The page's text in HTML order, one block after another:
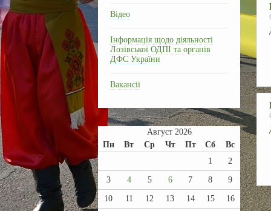
Відео
Інформація щодо діяльності
Лозівської ОДПІ та органів
ДФС України
Вакансії
Август 2026
Пн
Вт Ср Чт Пт Сб Вс
1 2
3 4 5 6 7 8 9
10 11 12 13 14 15 16